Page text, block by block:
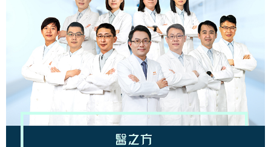
１．透過由恩沛科技股份有限公司提供之「AFTEE先享後付」服務完成之交
易，需依本服務之必要範圍內提供個人資料，並將交易相關給付款項請求債
權轉讓予恩沛科技股份有限公司。
２．關於個人資料處理事宜，請瀏覽以下網址：
https://aftee.tw/terms/#terms3
３．未成年的使用者請事先徵得法定代理人或監護人之同意方可使用
「AFTEE先享後付」，若未經同意申辦者引起之損失，本公司不負相關責
４．使用「AFTEE先享後付」時，將依據個別帳號之用戶狀況，依本公司即
時審查核予不同之上限額度；若仍有額度不足之情形，本公司將視審查結果
５．嚴禁一人註冊多個帳號或使用他人資訊註冊。若發現惡意使用之情形，
每筆NT$90，滿NT$1,000(含以上)免運費
付款後萊爾富取貨
每筆NT$90，滿NT$1,000(含以上)免運費
7-11取貨付款
每筆NT$90，滿NT$1,000(含以上)免運費
每筆NT$90，滿NT$1,000(含以上)免運費